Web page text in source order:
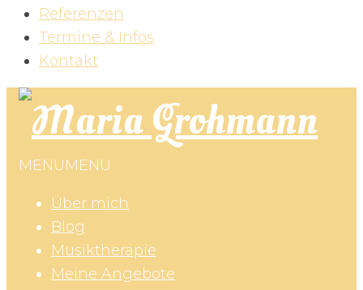
Referenzen
Termine & Infos
Kontakt
MENUMENU
Über mich
Blog
Musiktherapie
Meine Angebote